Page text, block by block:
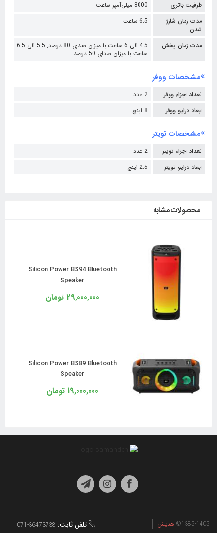
ظرفیت باتری
8000 میلی‌آمپر ساعت
مدت زمان شارژ
شدن
6.5 ساعت
مدت زمان پخش
4.5 الی 6 ساعت با میزان صدای 80 درصد, 5.5 الی 6.5
ساعت با میزان صدای 50 درصد
مشخصات ووفر
تعداد اجزاء ووفر
2 عدد
ابعاد درایو ووفر
8 اینچ
مشخصات تویتر
تعداد اجزاء تویتر
2 عدد
ابعاد درایو تویتر
2.5 اینچ
محصولات مشابه
Silicon Power BS94 Bluetooth
Speaker
29,000,000 تومان
Silicon Power BS89 Bluetooth
Speaker
19,000,000 تومان
1385-1405© هدیش تلفن ثابت: 071-36473738